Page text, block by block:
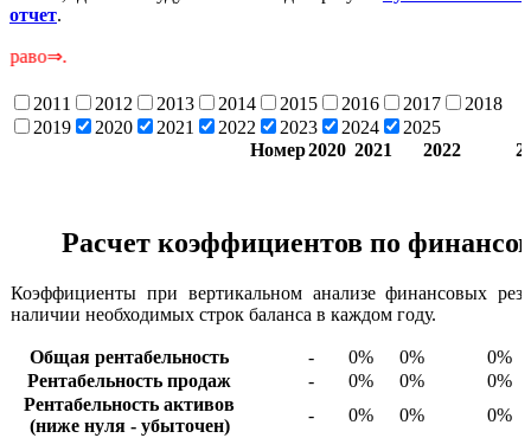
отчет.
2011 2012 2013 2014 2015 2016 2017
2018
2019
2020 2021 2022 2023 2024
2025
Номер2020 2021 2022
Расчет коэффициентов по
Коэффициенты при вертикальном анализе финансовых
наличии необходимых строк баланса в каждом году.
Общая рентабельность - 0% 0%
0%
Рентабельность продаж
- 0% 0%
0%
Рентабельность активов
(ниже нуля - убыточен)
- 0% 0%
0%